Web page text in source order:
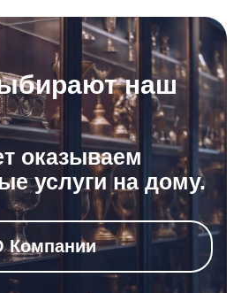
наш
оказываем
услуги на дому.
Компании